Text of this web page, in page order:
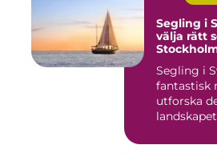
Segling i
välja rätt
Segling i
fantastisk
utforska